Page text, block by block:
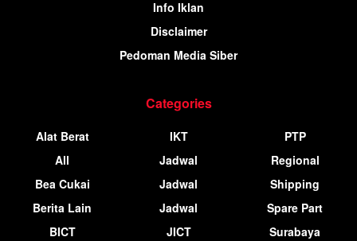
Info Iklan
Disclaimer
Pedoman Media Siber
Categories
Alat Berat
All
Bea Cukai
Berita Lain
BICT
IKT
Jadwal
Jadwal
Jadwal
JICT
PTP
Regional
Shipping
Spare Part
Surabaya